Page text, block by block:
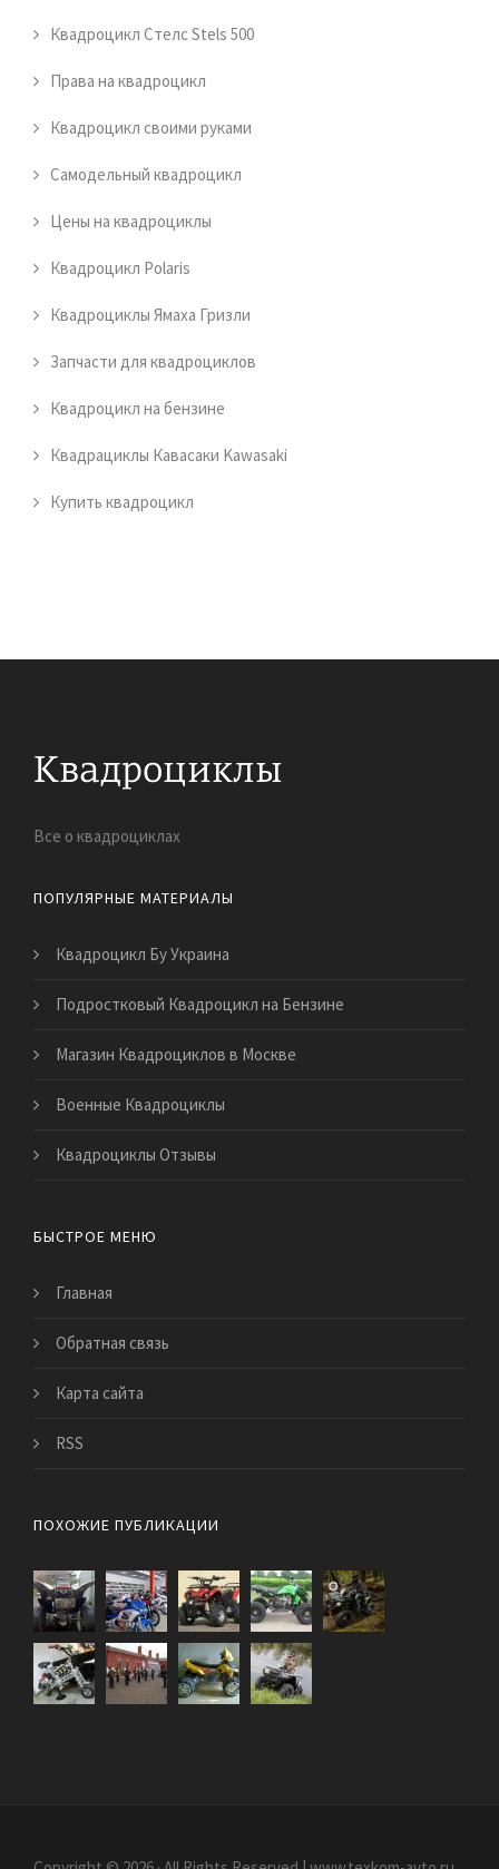
Квадроцикл Стелс Stels 500
Права на квадроцикл
Квадроцикл своими руками
Самодельный квадроцикл
Цены на квадроциклы
Квадроцикл Polaris
Квадроциклы Ямаха Гризли
Запчасти для квадроциклов
Квадроцикл на бензине
Квадрациклы Кавасаки Kawasaki
Купить квадроцикл
Все о квадроциклах
ПОПУЛЯРНЫЕ МАТЕРИАЛЫ
Квадроцикл Бу Украина
Подростковый Квадроцикл на Бензине
Магазин Квадроциклов в Москве
Военные Квадроциклы
Квадроциклы Отзывы
БЫСТРОЕ МЕНЮ
Главная
Обратная связь
Карта сайта
RSS
ПОХОЖИЕ ПУБЛИКАЦИИ